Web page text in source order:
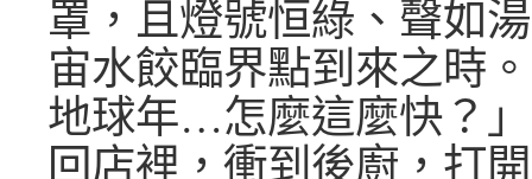
罩，且燈號恒綠、聲如
宙水餃臨界點到來之時
地球年…怎麼這麼快？
回店裡，衝到後廚，打